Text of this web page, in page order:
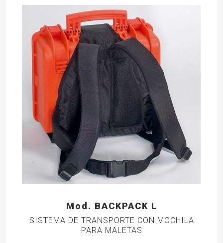
Mod. BACKPACK L
SISTEMA DE TRANSPORTE CON MOCHILA
PARA MALETAS